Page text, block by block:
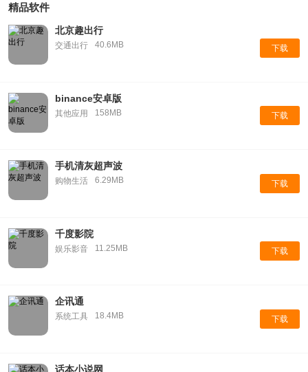
精品软件
北京趣出行
交通出行 40.6MB 下载
binance安卓版
其他应用 158MB 下载
手机清灰超声波
购物生活 6.29MB 下载
千度影院
娱乐影音 11.25MB 下载
企讯通
系统工具 18.4MB 下载
话本小说网